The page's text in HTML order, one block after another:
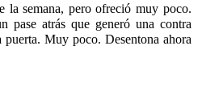
la semana, pero ofreció muy poco.
pase atrás que generó una contra
Muy poco. Desentona ahora